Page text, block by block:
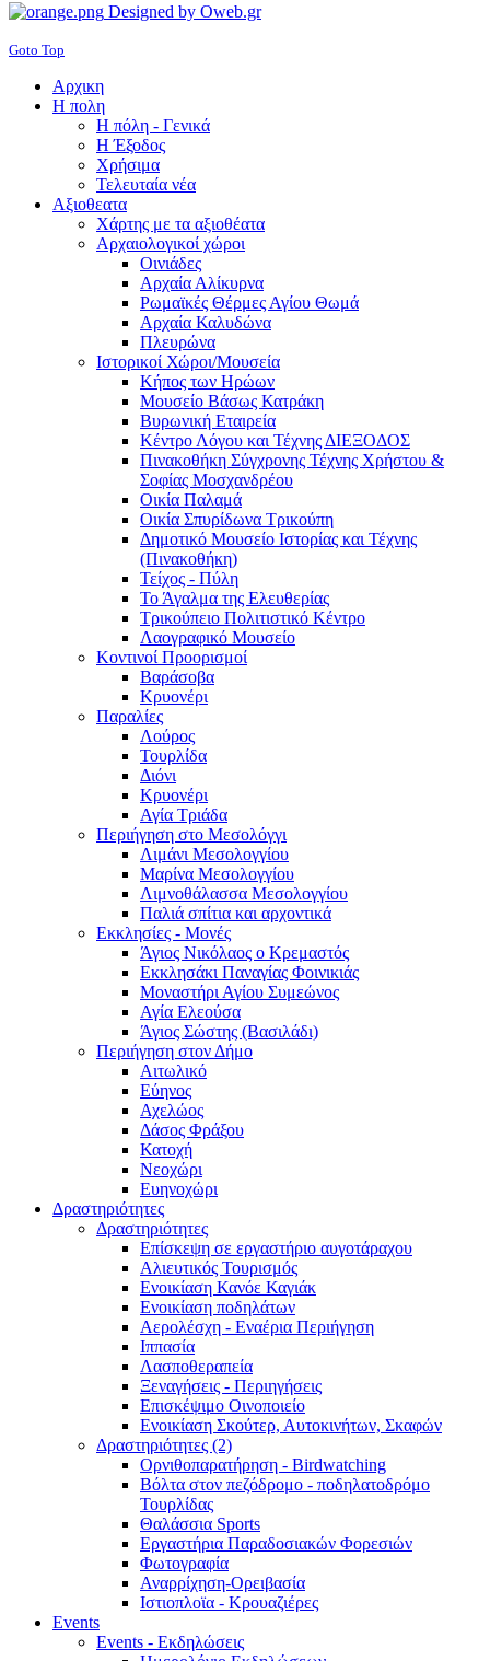
Designed by Oweb.gr
Goto Top
Αρχικη
Η πολη
Η πόλη - Γενικά
Η Έξοδος
Χρήσιμα
Τελευταία νέα
Αξιοθεατα
Χάρτης με τα αξιοθέατα
Αρχαιολογικοί χώροι
Οινιάδες
Αρχαία Αλίκυρνα
Ρωμαϊκές Θέρμες Αγίου Θωμά
Αρχαία Καλυδώνα
Πλευρώνα
Ιστορικοί Χώροι/Μουσεία
Κήπος των Ηρώων
Μουσείο Βάσως Κατράκη
Βυρωνική Εταιρεία
Κέντρο Λόγου και Τέχνης ΔΙΕΞΟΔΟΣ
Πινακοθήκη Σύγχρονης Τέχνης Χρήστου &
Σοφίας Μοσχανδρέου
Οικία Παλαμά
Οικία Σπυρίδωνα Τρικούπη
Δημοτικό Μουσείο Ιστορίας και Τέχνης
(Πινακοθήκη)
Τείχος - Πύλη
Το Άγαλμα της Ελευθερίας
Τρικούπειο Πολιτιστικό Κέντρο
Λαογραφικό Μουσείο
Κοντινοί Προορισμοί
Βαράσοβα
Κρυονέρι
Παραλίες
Λούρος
Τουρλίδα
Διόνι
Κρυονέρι
Αγία Τριάδα
Περιήγηση στο Μεσολόγγι
Λιμάνι Μεσολογγίου
Μαρίνα Μεσολογγίου
Λιμνοθάλασσα Μεσολογγίου
Παλιά σπίτια και αρχοντικά
Εκκλησίες - Μονές
Άγιος Νικόλαος ο Κρεμαστός
Εκκλησάκι Παναγίας Φοινικιάς
Μοναστήρι Αγίου Συμεώνος
Αγία Ελεούσα
Άγιος Σώστης (Βασιλάδι)
Περιήγηση στον Δήμο
Αιτωλικό
Εύηνος
Αχελώος
Δάσος Φράξου
Κατοχή
Νεοχώρι
Ευηνοχώρι
Δραστηριότητες
Δραστηριότητες
Επίσκεψη σε εργαστήριο αυγοτάραχου
Αλιευτικός Τουρισμός
Ενοικίαση Κανόε Καγιάκ
Ενοικίαση ποδηλάτων
Αερολέσχη - Εναέρια Περιήγηση
Ιππασία
Λασποθεραπεία
Ξεναγήσεις - Περιηγήσεις
Επισκέψιμο Οινοποιείο
Ενοικίαση Σκούτερ, Αυτοκινήτων, Σκαφών
Δραστηριότητες (2)
Ορνιθοπαρατήρηση - Birdwatching
Βόλτα στον πεζόδρομο - ποδηλατοδρόμο
Τουρλίδας
Θαλάσσια Sports
Εργαστήρια Παραδοσιακών Φορεσιών
Φωτογραφία
Αναρρίχηση-Ορειβασία
Ιστιοπλοϊα - Κρουαζιέρες
Events
Events - Εκδηλώσεις